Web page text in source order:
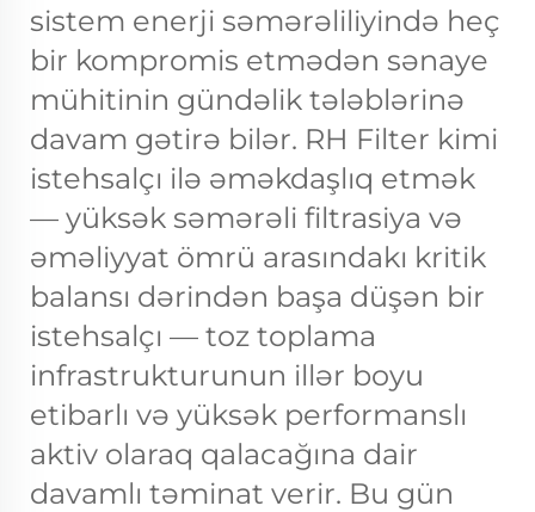
sistem enerji səmərəliliyində heç
bir kompromis etmədən sənaye
mühitinin gündəlik tələblərinə
davam gətirə bilər. RH Filter kimi
istehsalçı ilə əməkdaşlıq etmək
— yüksək səmərəli filtrasiya və
əməliyyat ömrü arasındakı kritik
balansı dərindən başa düşən bir
istehsalçı — toz toplama
infrastrukturunun illər boyu
etibarlı və yüksək performanslı
aktiv olaraq qalacağına dair
davamlı təminat verir. Bu gün